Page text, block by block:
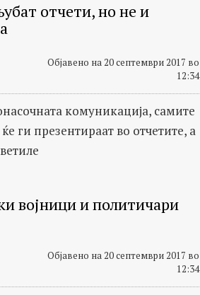
отчети, но не и
Објавено на 20 септември 2017 во
12:34
комуникација, самите
ги презентираат во отчетите, а
војници и политичари
Објавено на 20 септември 2017 во
12:34